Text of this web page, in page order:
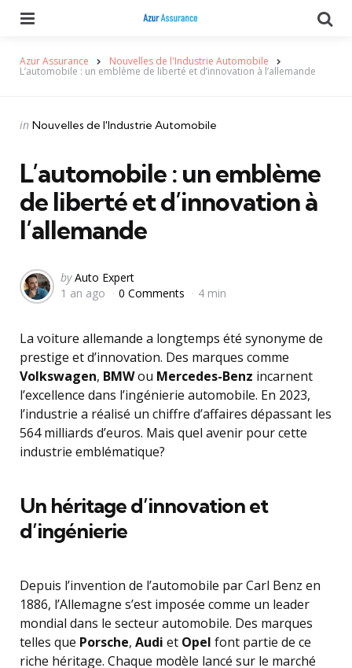
Azur Assurance Nouvelles de l'Industrie Automobile
L’automobile : un emblème de liberté et d’innovation à l’allemande
Categories
Posted
in Nouvelles de l'Industrie Automobile
L’automobile : un emblème
de liberté et d’innovation à
l’allemande
Posted
by
by Auto Expert
1 an ago
0 Comments 4 min
La voiture allemande a longtemps été synonyme de
prestige et d’innovation. Des marques comme
Volkswagen, BMWou Mercedes-Benz incarnent
l’excellence dans l’ingénierie automobile. En 2023,
l’industrie a réalisé un chiffre d’affaires dépassant les
564 milliards d’euros. Mais quel avenir pour cette
industrie emblématique?
Un héritage d’innovation et
d’ingénierie
Depuis l’invention de l’automobile par Carl Benz en
1886, l’Allemagne s’est imposée comme un leader
mondial dans le secteur automobile. Des marques
telles que Porsche, Audi et Opel font partie de ce
riche héritage. Chaque modèle lancé sur le marché